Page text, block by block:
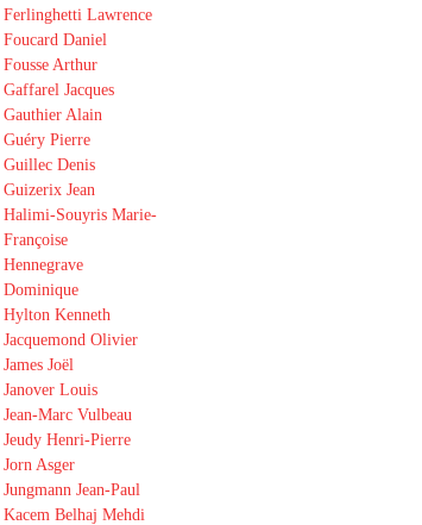
Ferlinghetti Lawrence
Foucard Daniel
Fousse Arthur
Gaffarel Jacques
Gauthier Alain
Guéry Pierre
Guillec Denis
Guizerix Jean
Halimi-Souyris Marie-
Françoise
Hennegrave
Dominique
Hylton Kenneth
Jacquemond Olivier
James Joël
Janover Louis
Jean-Marc Vulbeau
Jeudy Henri-Pierre
Jorn Asger
Jungmann Jean-Paul
Kacem Belhaj Mehdi